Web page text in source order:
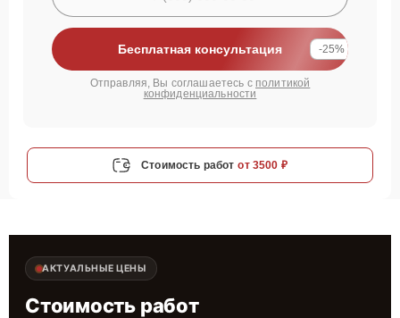
Бесплатная консультация -25%
Отправляя, Вы соглашаетесь с политикой
конфиденциальности
Стоимость работ от 3500 ₽
АКТУАЛЬНЫЕ ЦЕНЫ
Стоимость работ